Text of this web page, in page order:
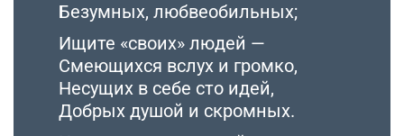
Безумных, любвеобильных;
Ищите «своих» людей —
Смеющихся вслух и громко,
Несущих в себе сто идей,
Добрых душой и скромных.